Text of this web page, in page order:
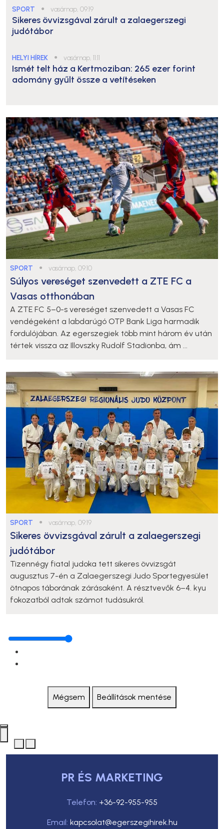
SPORT ● vasárnap, 09:19
Sikeres övvizsgával zárult a zalaegerszegi
judótábor
HELYI HÍREK ● vasárnap, 11:11
Ismét telt ház a Kertmoziban: 265 ezer forint
adomány gyűlt össze a vetítéseken
SPORT ● vasárnap, 09:10
Súlyos vereséget szenvedett a ZTE FC a
Vasas otthonában
A ZTE FC 5–0-s vereséget szenvedett a Vasas FC
vendégeként a labdarúgó OTP Bank Liga harmadik
fordulójában. Az egerszegiek több mint három év után
tértek vissza az Illovszky Rudolf Stadionba, ám ...
SPORT ● vasárnap, 09:19
Sikeres övvizsgával zárult a zalaegerszegi
judótábor
Tizennégy fiatal judoka tett sikeres övvizsgát
augusztus 7-én a Zalaegerszegi Judo Sportegyesület
ötnapos táborának zárásaként. A résztvevők 6–4. kyu
fokozatból adtak számot tudásukról.
Mégsem Beállítások mentése
PR ÉS MARKETING
Telefon: +36-92-955-955
Email: kapcsolat@egerszegihirek.hu